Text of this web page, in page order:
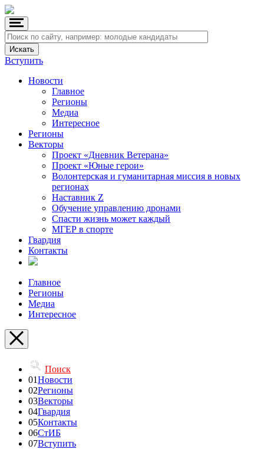
Вступить
Новости
Главное
Регионы
Медиа
Интересное
Регионы
Векторы
Проект «Дневник Ветерана»
Проект «Юные герои»
Волонтерская и гуманитарная миссия в новых
регионах
Наставник Z
Обучение управлению дронами
Спасти жизнь может каждый
МГЕР в спорте
Гвардия
Контакты
Главное
Регионы
Медиа
Интересное
Поиск
01Новости
02Регионы
03Векторы
04Гвардия
05Контакты
06СтИБ
07Вступить